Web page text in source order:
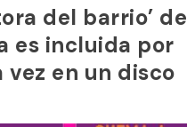
del barrio’ de
es incluida por
vez en un disco